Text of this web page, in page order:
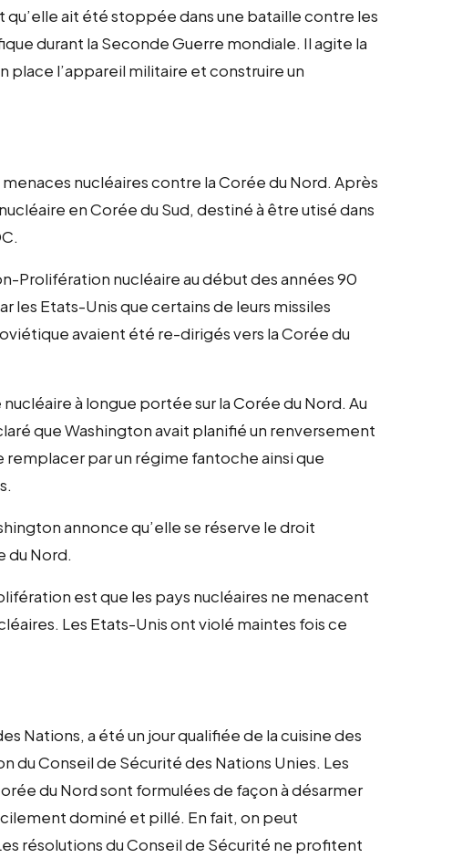
ait été stoppée dans une bataille contre les
durant la Seconde Guerre mondiale. Il agite la
place l’appareil militaire et construire un
nucléaires contre la Corée du Nord. Après
en Corée du Sud, destiné à être utisé dans
Prolifération nucléaire au début des années 90
les Etats-Unis que certains de leurs missiles
avaient été re-dirigés vers la Corée du
à longue portée sur la Corée du Nord. Au
que Washington avait planifié un renversement
par un régime fantoche ainsi que
annonce qu’elle se réserve le droit
du Nord.
est que les pays nucléaires ne menacent
Les Etats-Unis ont violé maintes fois ce
Nations, a été un jour qualifiée de la cuisine des
du Conseil de Sécurité des Nations Unies. Les
du Nord sont formulées de façon à désarmer
dominé et pillé. En fait, on peut
résolutions du Conseil de Sécurité ne profitent